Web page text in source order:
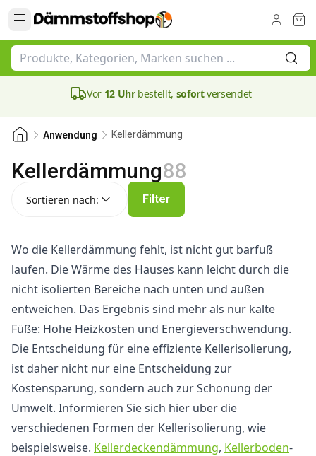
Vor 12 Uhrbestellt, sofortversendet
Anwendung Kellerdämmung
Kellerdämmung88
Sortieren nach: Filter
Wo die Kellerdämmung fehlt, ist nicht gut barfuß
laufen. Die Wärme des Hauses kann leicht durch die
nicht isolierten Bereiche nach unten und außen
entweichen. Das Ergebnis sind mehr als nur kalte
Füße: Hohe Heizkosten und Energieverschwendung.
Die Entscheidung für eine effiziente Kellerisolierung,
ist daher nicht nur eine Entscheidung zur
Kostensparung, sondern auch zur Schonung der
Umwelt. Informieren Sie sich hier über die
verschiedenen Formen der Kellerisolierung, wie
beispielsweise. Kellerdeckendämmung, Kellerboden-